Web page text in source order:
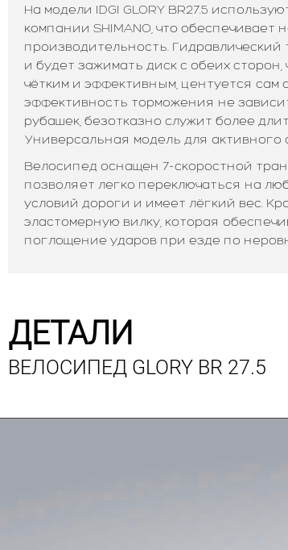
На модели IDGI GLORY BR27.5
компании SHIMANO, что обеспечивает
производительность.
и будет зажимать диск с обеих
чётким и эффективным, центуется сам
эффективность торможения не
рубашек, безотказно служит более
Универсальная модель для активного
Велосипед оснащен 7-скоростной
позволяет легко переключаться на
условий дороги и имеет лёгкий вес.
эластомерную вилку, которая
поглощение ударов при езде по
ДЕТАЛИ
ВЕЛОСИПЕД GLORY BR 27.5